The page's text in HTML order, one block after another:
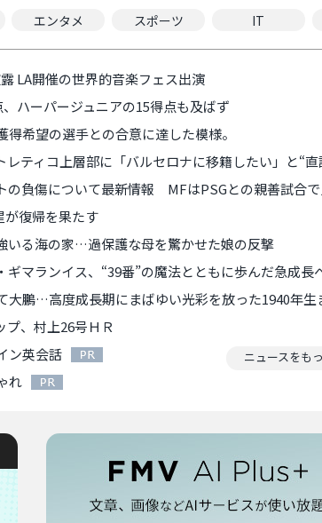
エンタメ スポーツ IT
LA開催の世界的音楽フェス出演
ハーパージュニアの15得点も及ばず
希望の選手との合意に達した模様。
ティコ上層部に「バルセロナに移籍したい」と“直
について最新情報 MFはPSGとの親善試合で足を引きずっ
が復帰を果たす
いる海の家…過保護な母を驚かせた娘の反撃
ギマランイス、“39番”の魔法とともに歩んだ急成長
高度成長期にまばゆい光彩を放った1940年生まれ4人のア
プ、村上26号ＨＲ
ン英会話
れ
ニュースをも